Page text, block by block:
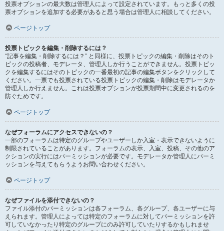
投票オプションの最大数は管理人によって設定されています。もっと多くの投
票オプションを追加する必要があると思う場合は管理人に相談してください。
ページトップ
投票トピックを編集・削除するには？
“記事を編集・削除するには？” と同様に、投票トピックの編集・削除はそのト
ピックの投稿者、モデレータ、管理人しか行うことができません。投票トピッ
クを編集するにはそのトピックの一番最初の記事の編集ボタンをクリックして
ください。一票でも投票されている投票トピックの編集・削除はモデレータか
管理人しか行えません。これは投票オプションが投票期間中に変更されるのを
防ぐためです。
ページトップ
なぜフォーラムにアクセスできないの？
一部のフォーラムは特定のグループやユーザーしか入室・表示できないように
制限されていることがあります。フォーラムの表示、入室、投稿、その他のア
クションの実行にはパーミッションが必要です。モデレータか管理人にパーミ
ッションを与えてもらうようお問い合わせください。
ページトップ
なぜファイルを添付できないの？
ファイル添付のパーミッションは各フォーラム、各グループ、各ユーザーに与
えられます。管理人によっては特定のフォーラムに対してパーミッションを許
可していなかったり特定のグループにのみ許可していたりするかもしれませ